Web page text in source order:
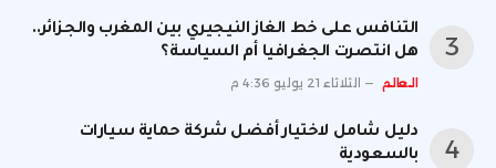
التنافس على خط الغاز النيجيري بين المغرب والجزائر..
هل انتصرت الجغرافيا أم السياسة؟
العالم الثلاثاء 21 يوليو 4:36 م
دليل شامل لاختيار أفضل شركة حماية سيارات
بالسعودية